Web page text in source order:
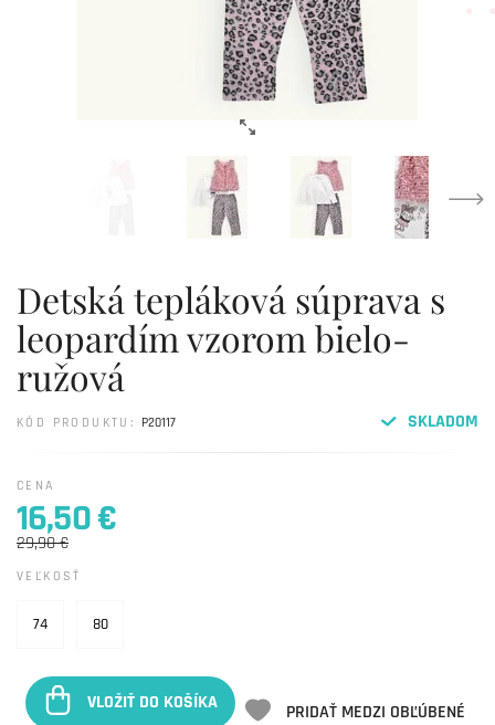
Detská tepláková súprava s
leopardím vzorom bielo-
ružová
SKLADOM
KÓD PRODUKTU: P20117
CENA
16,50 €
29,90 €
VEĽKOSŤ
74 80
VLOŽIŤ DO KOŠÍKA PRIDAŤ MEDZI OBĽÚBENÉ